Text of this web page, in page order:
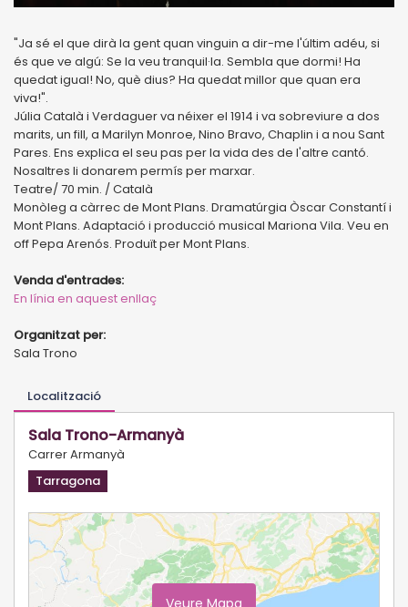
"Ja sé el que dirà la gent quan vinguin a dir-me l'últim adéu, si
és que ve algú: Se la veu tranquil·la. Sembla que dormi! Ha
quedat igual! No, què dius? Ha quedat millor que quan era
viva!".
Júlia Català i Verdaguer va néixer el 1914 i va sobreviure a dos
marits, un fill, a Marilyn Monroe, Nino Bravo, Chaplin i a nou Sant
Pares. Ens explica el seu pas per la vida des de l'altre cantó.
Nosaltres li donarem permís per marxar.
Teatre/ 70 min. / Català
Monòleg a càrrec de Mont Plans. Dramatúrgia Òscar Constantí i
Mont Plans. Adaptació i producció musical Mariona Vila. Veu en
off Pepa Arenós. Produït per Mont Plans.
Venda d'entrades:
En línia en aquest enllaç
Organitzat per:
Sala Trono
Localització
Sala Trono-Armanyà
Carrer Armanyà
Tarragona
Veure Mapa